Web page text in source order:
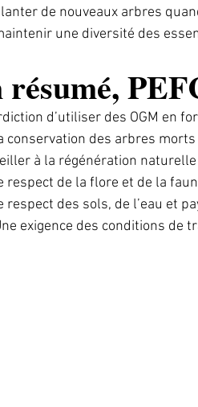
de nouveaux arbres
une diversité des
d’utiliser des OGM en
conservation des arbres
à la régénération
respect de la flore et de la
respect des sols, de l’eau et
exigence des conditions de